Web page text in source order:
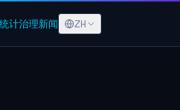
统计治理新闻 ZH